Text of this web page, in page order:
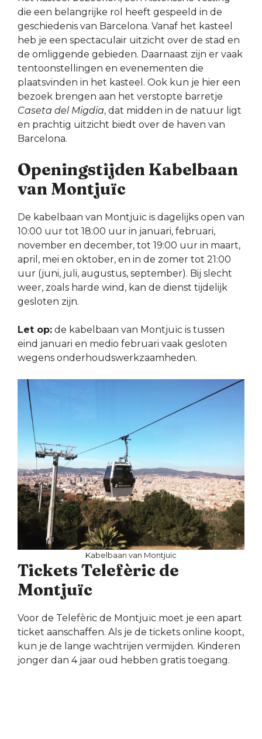
die een belangrijke rol heeft gespeeld in de
geschiedenis van Barcelona. Vanaf het kasteel
heb je een spectaculair uitzicht over de stad en
de omliggende gebieden. Daarnaast zijn er vaak
tentoonstellingen en evenementen die
plaatsvinden in het kasteel. Ook kun je hier een
bezoek brengen aan het verstopte barretje
Caseta del Migdia, dat midden in de natuur ligt
en prachtig uitzicht biedt over de haven van
Barcelona.
Openingstijden Kabelbaan
van Montjuïc
De kabelbaan van Montjuïc is dagelijks open van
10:00 uur tot 18:00 uur in januari, februari,
november en december, tot 19:00 uur in maart,
april, mei en oktober, en in de zomer tot 21:00
uur (juni, juli, augustus, september). Bij slecht
weer, zoals harde wind, kan de dienst tijdelijk
gesloten zijn.
Let op: de kabelbaan van Montjuïc is tussen
eind januari en medio februari vaak gesloten
wegens onderhoudswerkzaamheden.
Kabelbaan van Montjuïc
Tickets Telefèric de
Montjuïc
Voor de Telefèric de Montjuïc moet je een apart
ticket aanschaffen. Als je de tickets online koopt,
kun je de lange wachtrijen vermijden. Kinderen
jonger dan 4 jaar oud hebben gratis toegang.